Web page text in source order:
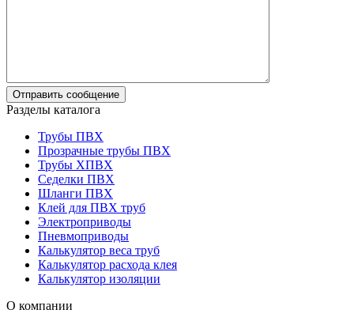
Разделы каталога
Трубы ПВХ
Прозрачные трубы ПВХ
Трубы ХПВХ
Седелки ПВХ
Шланги ПВХ
Клей для ПВХ труб
Электроприводы
Пневмоприводы
Калькулятор веса труб
Калькулятор расхода клея
Калькулятор изоляции
О компании